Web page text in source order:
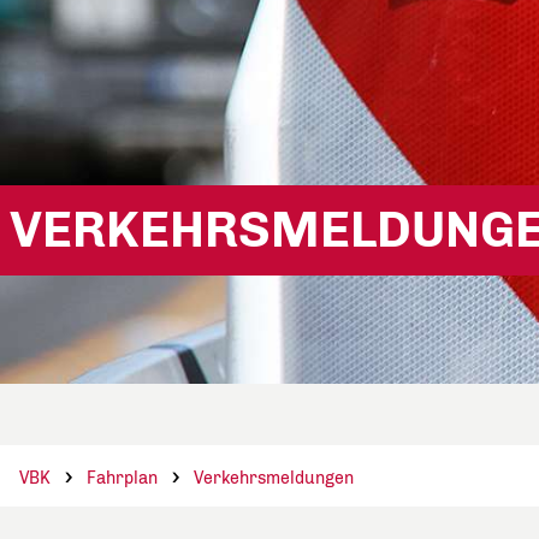
VBK Fahrplan Verkehrsmeldungen